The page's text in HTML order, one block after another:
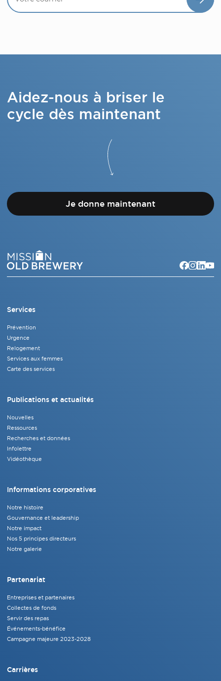
Aidez-nous à briser le
cycle dès maintenant
Je donne maintenant
Services
Prévention
Urgence
Relogement
Services aux femmes
Carte des services
Publications et actualités
Nouvelles
Ressources
Recherches et données
Infolettre
Vidéothèque
Informations corporatives
Notre histoire
Gouvernance et leadership
Notre impact
Nos 5 principes directeurs
Notre galerie
Partenariat
Entreprises et partenaires
Collectes de fonds
Servir des repas
Événements-bénéfice
Campagne majeure 2023-2028
Carrières